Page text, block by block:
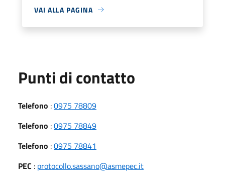
VAI ALLA PAGINA
Punti di contatto
Telefono :0975 78809
Telefono :0975 78849
Telefono :0975 78841
PEC : protocollo.sassano@asmepec.it